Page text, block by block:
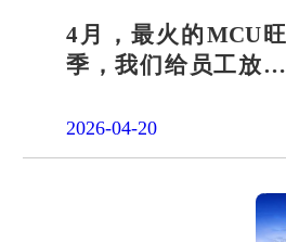
4月，最火的MCU旺
季，我们给员工放了
2026-04-20